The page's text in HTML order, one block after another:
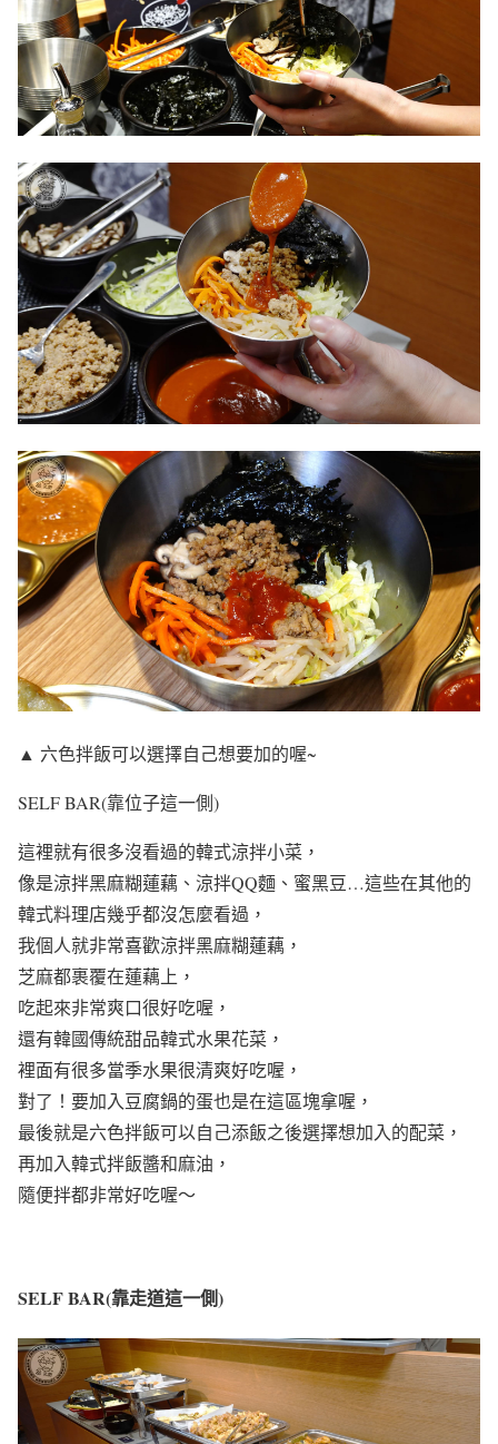
▲ 六色拌飯可以選擇自己想要加的喔~
SELF BAR(靠位子這一側)
這裡就有很多沒看過的韓式涼拌小菜，
像是涼拌黑麻糊蓮藕、涼拌QQ麵、蜜黑豆…這些在其他的
韓式料理店幾乎都沒怎麼看過，
我個人就非常喜歡涼拌黑麻糊蓮藕，
芝麻都裹覆在蓮藕上，
吃起來非常爽口很好吃喔，
還有韓國傳統甜品韓式水果花菜，
裡面有很多當季水果很清爽好吃喔，
對了！要加入豆腐鍋的蛋也是在這區塊拿喔，
最後就是六色拌飯可以自己添飯之後選擇想加入的配菜，
再加入韓式拌飯醬和麻油，
隨便拌都非常好吃喔～
SELF BAR(靠走道這一側)